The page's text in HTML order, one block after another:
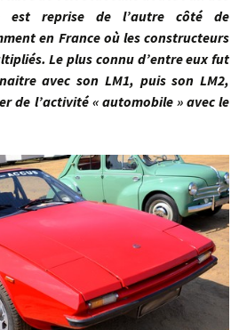
est reprise de l’autre côté de
en France où les constructeurs
Le plus connu d’entre eux fut
avec son LM1, puis son LM2,
de l’activité « automobile » avec le